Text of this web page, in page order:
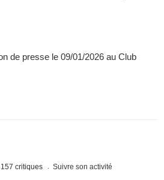
de presse le 09/01/2026 au Club
157 critiques Suivre son activité